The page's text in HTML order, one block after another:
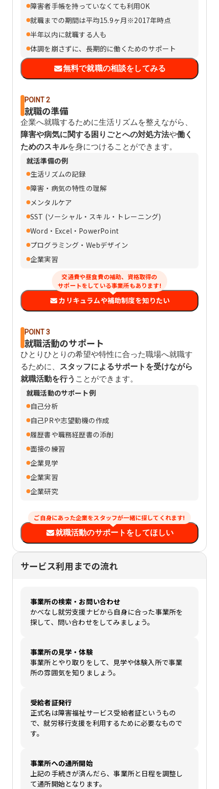
障害者手帳を持っていなくても利用OK
就職までの期間は平均15.9ヶ月※2017年時点
半年以内に就職する人も
体調を崩さずに、長期的に働くためのサポート
無料で就職の相談をしてみる
POINT 2
就職の準備
企業へ就職するために生活リズムを整えながら、
障害や病気に関する困りごとへの対処方法や働く
ためのスキルを身につけることができます。
就活準備の例
生活リズムの記録
障害・病気の特性の理解
メンタルケア
SST (ソーシャル・スキル・トレーニング)
Word・Excel・PowerPoint
プログラミング・Webデザイン
企業実習
交通費や昼食費の補助、資格取得の
サポートをしている事業所もあります!
カリキュラムや補助制度を知りたい
POINT 3
就職活動のサポート
ひとりひとりの希望や特性に合った職場へ就職す
るために、
スタッフによるサポートを受けながら
就職活動を行う ことができます。
就職活動のサポート例
自己分析
自己PRや志望動機の作成
履歴書や職務経歴書の添削
面接の練習
企業見学
企業実習
企業研究
ご自身にあった企業をスタッフが一緒に探してくれます!
就職活動のサポートをしてほしい
サービス利用までの流れ
事業所の検索・お問い合わせ
かべなし就労支援ナビから自身に合った事業所を
探して、問い合わせをしてみましょう。
事業所の見学・体験
事業所とやり取りをして、見学や体験入所で事業
所の雰囲気を知りましょう。
受給者証発行
正式名は障害福祉サービス受給者証というもの
で、就労移行支援を利用するために必要なもので
す。
事業所への通所開始
上記の手続きが済んだら、事業所と日程を調整し
て通所開始となります。